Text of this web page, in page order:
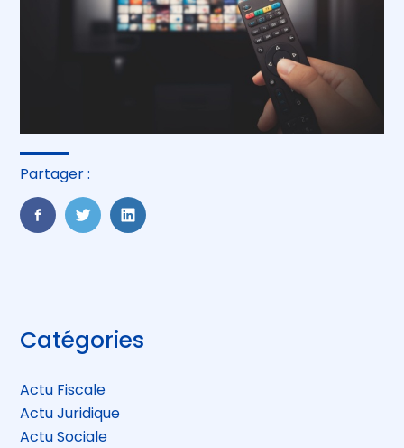
Partager :
FaceBook
TwitterLinkedIn
Blog
sidebar
Catégories
Actu Fiscale
Actu Juridique
Actu Sociale